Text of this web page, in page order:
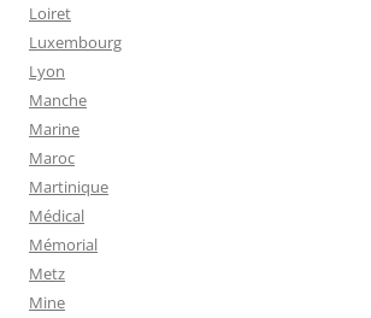
Loiret
Luxembourg
Lyon
Manche
Marine
Maroc
Martinique
Médical
Mémorial
Metz
Mine